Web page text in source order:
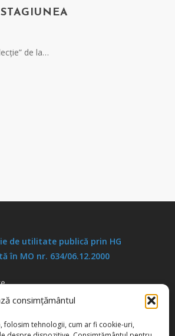
consimțământul
folosim tehnologii, cum ar fi cookie-uri,
de la…
de utilitate publică prin HG
în MO nr. 634/06.12.2000